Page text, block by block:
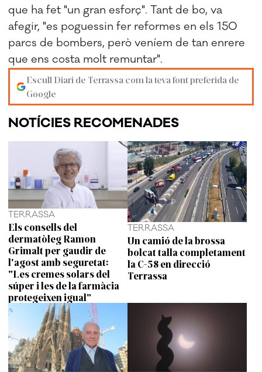
que ha fet "un gran esforç". Tant de bo, va
afegir, "es poguessin fer reformes en els 150
parcs de bombers, però veníem de tan enrere
que ens costa molt remuntar".
Escull Diari de Terrassa com la teva font preferida de
Google
NOTÍCIES RECOMENADES
TERRASSA
Els consells del
dermatòleg Ramon
Grimalt per gaudir de
l'agost amb seguretat:
"Les cremes solars del
súper i les de la farmàcia
protegeixen igual"
TERRASSA
Un camió de la brossa
bolcat talla completament
la C-58 en direcció
Terrassa